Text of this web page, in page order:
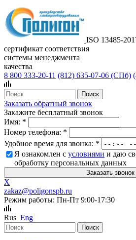
ISO 13485-
сертификат соответствия
системы менеджмента
качества
8 800 333-20-11 (812) 635-07-06 (СПб)
Заказать обратный звонок
Закажите бесплатный звонок
Имя: *
Номер телефона: *
Удобное время для звонка: *
Я ознакомлен сусловиями и даю
обработку персональных данных
X
zakaz@poligonspb.ru
Режим работы: Пн-Пт 9:00-17:30
Rus Eng